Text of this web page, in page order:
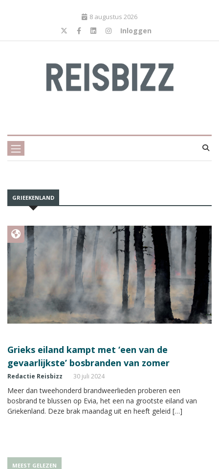
8 augustus 2026
Inloggen
GRIEEKENLAND
Grieks eiland kampt met ‘een van de
gevaarlijkste’ bosbranden van zomer
Redactie Reisbizz 30 juli 2024
Meer dan tweehonderd brandweerlieden proberen een
bosbrand te blussen op Evia, het een na grootste eiland van
Griekenland. Deze brak maandag uit en heeft geleid […]
MEEST GELEZEN